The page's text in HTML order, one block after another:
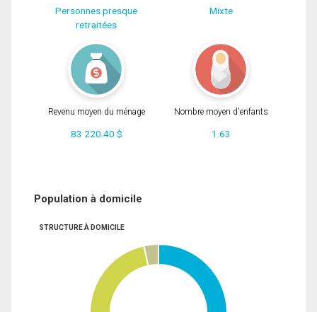
Personnes presque
retraitées
Mixte
Revenu moyen du ménage
83 220.40 $
Nombre moyen d'enfants
1.63
Population à domicile
STRUCTURE À DOMICILE